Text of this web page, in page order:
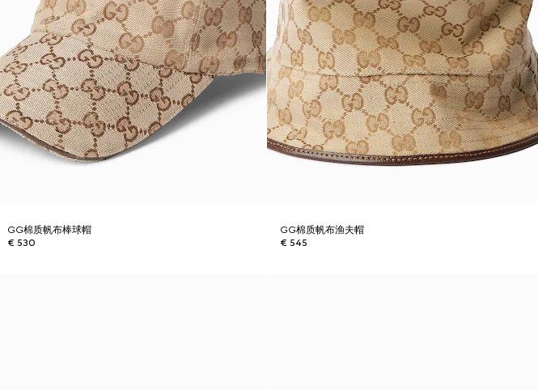
GG棉质帆布棒球帽
€ 530
GG棉质帆布渔夫帽
€ 545